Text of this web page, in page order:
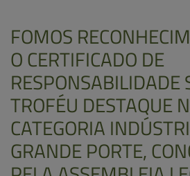
FOMOS
O CERTIFICADO DE
RESPONSABILIDADE
TROFÉU DESTAQUE
CATEGORIA
GRANDE PORTE,